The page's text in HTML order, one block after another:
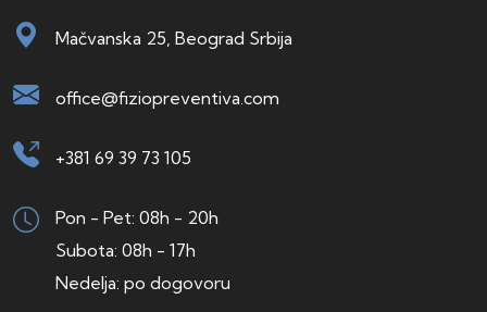
Mačvanska 25, Beograd Srbija
office@fiziopreventiva.com
+381 69 39 73 105
Pon - Pet: 08h - 20h
Subota: 08h - 17h
Nedelja: po dogovoru